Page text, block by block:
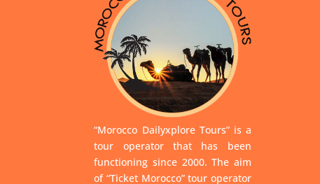
“Morocco Dailyxplore Tours” is a
tour operator that has been
functioning since 2000. The aim
of “Ticket Morocco” tour operator